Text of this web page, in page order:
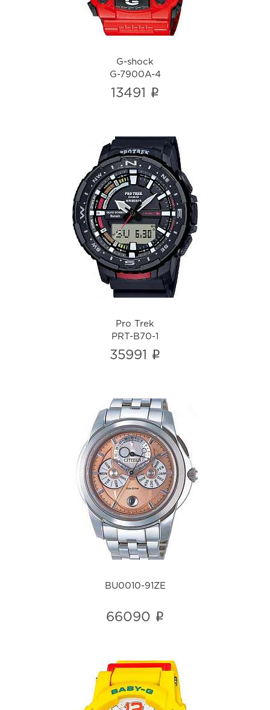
G-shock
G-7900A-4
13491 i
Pro Trek
PRT-B70-1
i
Pro Trek
PRT-B70-1
35991 i
BU0010-91ZE
i
BU0010-91ZE
66090 i